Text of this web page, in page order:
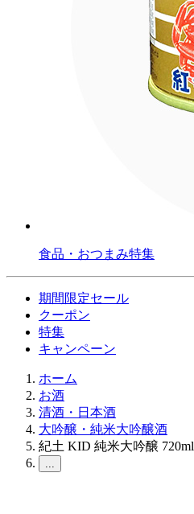
食品・おつまみ特集
期間限定セール
クーポン
特集
キャンペーン
ホーム
お酒
清酒・日本酒
大吟醸・純米大吟醸酒
紀土 KID 純米大吟醸 720ml
...